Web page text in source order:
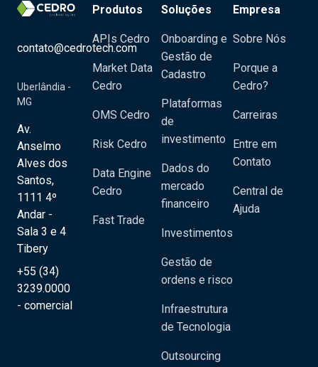
contato@cedrotech.com
Uberlândia -
MG
Av.
Anselmo
Alves dos
Santos,
1111 4º
Andar -
Sala 3 e 4
Tibery
+55 (34)
3239.0000
- comercial
Produtos
APIs Cedro
Market Data
Cedro
OMS Cedro
Risk Cedro
Data Engine
Cedro
Fast Trade
Soluções
Onboarding e
Gestão de
Cadastro
Plataformas
de
investimento
Dados do
mercado
financeiro
Investimentos
Gestão de
ordens e risco
Infraestrutura
de Tecnologia
Outsourcing
Empresa
Sobre Nós
Porque a
Cedro?
Carreiras
Entre em
Contato
Central de
Ajuda